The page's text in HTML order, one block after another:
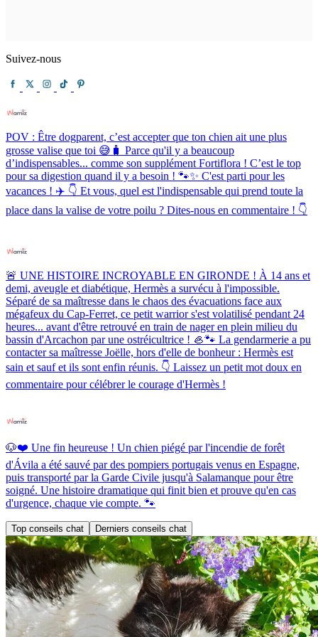
Suivez-nous
POV : Être dogparent, c’est accepter que ton chien ait une plus
grosse valise que toi 😅🧳 Parce qu'il y a beaucoup
d’indispensables... comme son supplément Fortiflora ! C’est le top
pour sa digestion quand il y a besoin ! 🐾✨ C'est parti pour les
vacances ! ✈️ 👇 Et vous, quel est l'indispensable qui prend toute la
place dans la valise de votre poilu ? Dites-nous en commentaire ! 👇
🚨 UNE HISTOIRE INCROYABLE EN GIRONDE ! À 14 ans et
demi, aveugle et diabétique, Hermès a survécu à l'impossible.
Séparé de sa maîtresse dans le chaos des évacuations face aux
mégafeux du Cap-Ferret, ce petit warrior s'est volatilisé pendant 24
heures... avant d'être retrouvé en train de nager en plein milieu du
bassin d'Arcachon par une ostréicultrice ! 🦪🐾 La gendarmerie a pu
contacter sa maîtresse Joëlle, hors d'elle de bonheur : Hermès est
sain et sauf et ils sont enfin réunis. 👇 Laissez un petit mot doux en
commentaire pour célébrer le courage d'Hermès !
🐶❤️ Une fin heureuse ! Un chien piégé par l'incendie de forêt
d'Ávila a été sauvé par des pompiers portugais venus en Espagne,
puis transporté par la Garde Civile jusqu'à Salamanque pour être
soigné. Une histoire dramatique qui finit bien et prouve qu'en cas
d'urgence, chaque vie compte. 🐾
Top conseils chat Derniers conseils chat